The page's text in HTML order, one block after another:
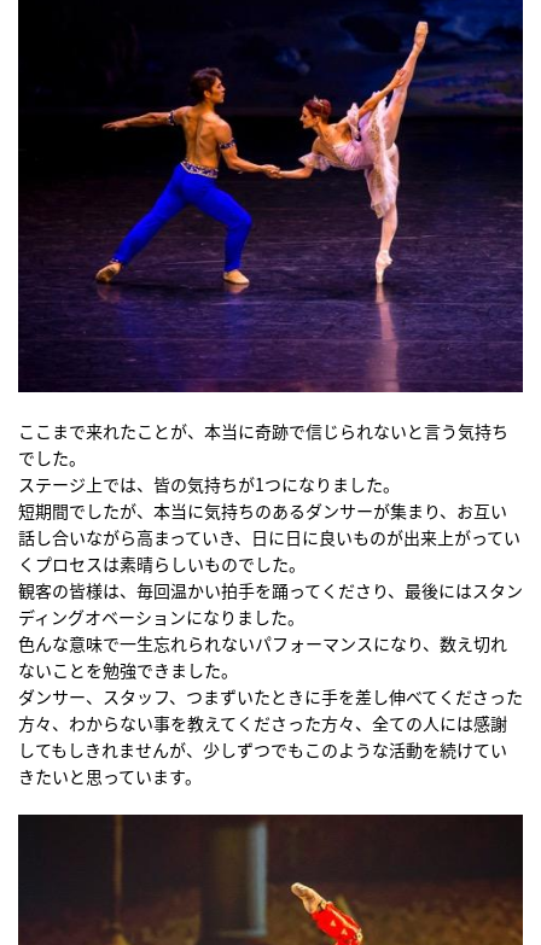
ここまで来れたことが、本当に奇跡で信じられないと言う気持ち
でした。
ステージ上では、皆の気持ちが1つになりました。
短期間でしたが、本当に気持ちのあるダンサーが集まり、お互い
話し合いながら高まっていき、日に日に良いものが出来上がってい
くプロセスは素晴らしいものでした。
観客の皆様は、毎回温かい拍手を踊ってくださり、最後にはスタン
ディングオベーションになりました。
色んな意味で一生忘れられないパフォーマンスになり、数え切れ
ないことを勉強できました。
ダンサー、スタッフ、つまずいたときに手を差し伸べてくださった
方々、わからない事を教えてくださった方々、全ての人には感謝
してもしきれませんが、少しずつでもこのような活動を続けてい
きたいと思っています。